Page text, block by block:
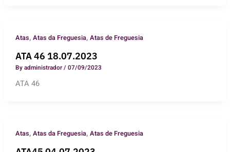
Atas, Atas da Freguesia, Atas de Freguesia
ATA 46 18.07.2023
Byadministrador/07/09/2023
ATA 46
Atas, Atas da Freguesia, Atas de Freguesia